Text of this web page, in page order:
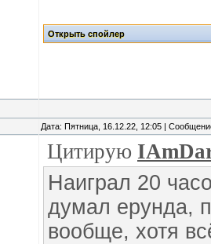
Дата: Пятница, 16.12.22, 12:05 |
Цитирую
Наиграл 20
думал ерунда,
вообще, хотя